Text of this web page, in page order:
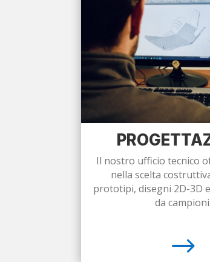
Il nostro ufficio tecnico
nella scelta
prototipi, disegni 2D-3D
da campioni.
$